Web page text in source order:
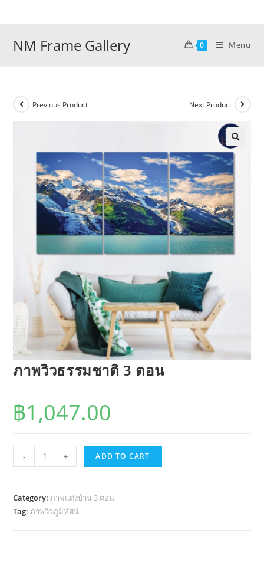
NM Frame Gallery 0 Menu
Previous Product Next Product
ภาพวิวธรรมชาติ 3 ตอน
฿1,047.00
วิว
3
ตอน
- + ADD TO CART
Category:ภาพแต่งบ้าน 3 ตอน
Tag:ภาพวิวภูมิทัศน์